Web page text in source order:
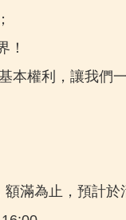
！
本權利，讓我們
滿為止，預計於